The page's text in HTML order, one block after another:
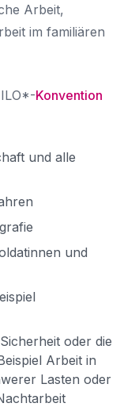
Arbeit,
im familiären
Konvention
und alle
und
oder die
Arbeit in
Lasten oder